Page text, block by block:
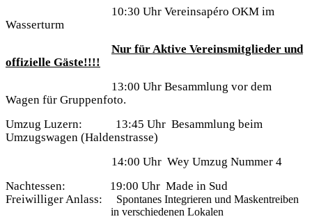
10:30 Uhr Vereinsapéro OKM im
Wasserturm
Nur für Aktive Vereinsmitglieder und
offizielle Gäste!!!!
13:00 Uhr Besammlung vor dem
Wagen für Gruppenfoto.
Umzug Luzern:
13:45 Uhr Besammlung beim
Umzugswagen (Haldenstrasse)
14:00 Uhr Wey Umzug Nummer 4
Nachtessen:
19:00 Uhr Made in Sud
Freiwilliger Anlass:
Spontanes Integrieren und Maskentreiben
in verschiedenen Lokalen